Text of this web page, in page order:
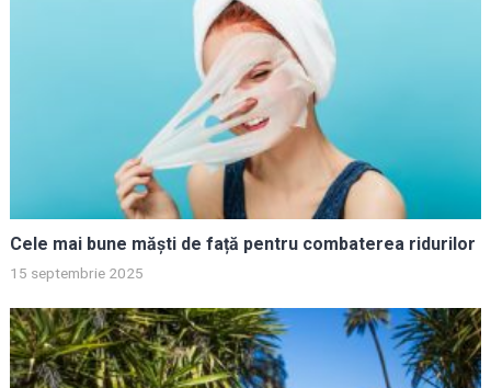
Cele mai bune măști de față pentru combaterea ridurilor
15 septembrie 2025